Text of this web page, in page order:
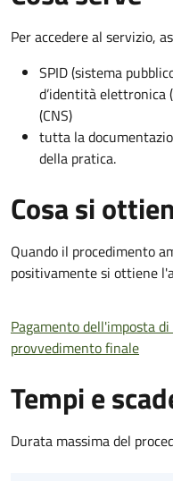
Per accedere al servizio,
SPID (sistema
d’identità elettronica
(CNS)
tutta la
della pratica.
Cosa si
Quando il procedimento
positivamente si ottiene
Pagamento dell'imposta
provvedimento finale
Tempi e
Durata massima del